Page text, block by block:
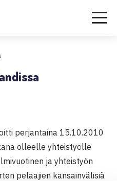
perjantaina 15.10.2010
olleelle yhteistyölle
ja yhteistyön
pelaajien kansainvälisiä